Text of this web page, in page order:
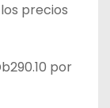
precios
por